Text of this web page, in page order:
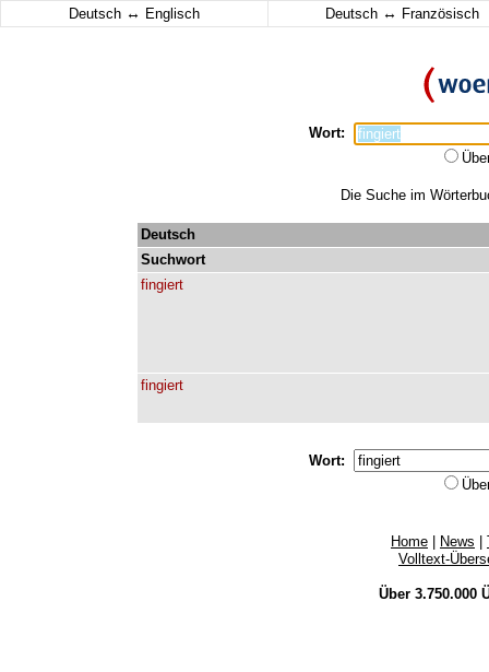
Deutsch ↔ Englisch Deutsch ↔ Französisch
Wort:
Die Suche im
Deutsch
Suchwort
fingiert
fingiert
Wort:
Home News
Volltext-
Über 3.750.000